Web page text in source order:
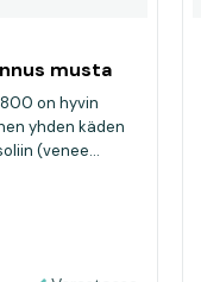
musta
on hyvin
yhden käden
(venee...